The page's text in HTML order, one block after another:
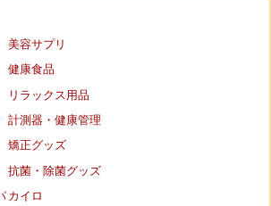
美容サプリ
健康食品
リラックス用品
計測器・健康管理
矯正グッズ
抗菌・除菌グッズ
カイロ